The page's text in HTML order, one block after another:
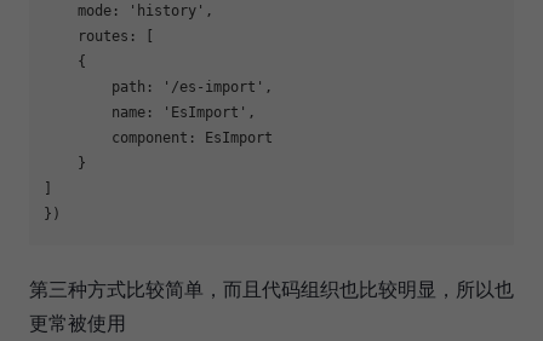
    mode:
'history' ,
    routes: [
    {
        path:
'/es-import' ,
        name:
'EsImport' ,
        component: EsImport
    }
]
第三种方式比较简单，而且代码组织也比较明显，所以也
更常被使用